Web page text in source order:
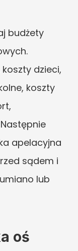
budżety
dzieci,
koszty
apelacyjna
sądem i
lub
oś